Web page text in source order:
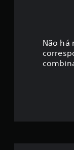
Não há